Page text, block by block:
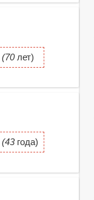
(70лет)
(43года)